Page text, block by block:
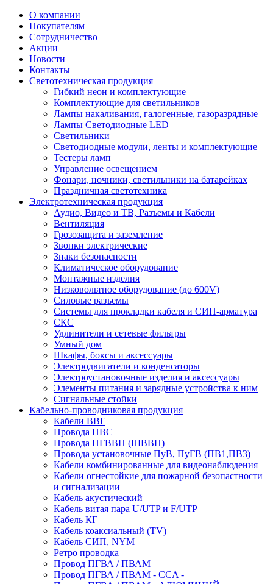
О компании
Покупателям
Сотрудничество
Акции
Новости
Контакты
Светотехническая продукция
Гибкий неон и комплектующие
Комплектующие для светильников
Лампы накаливания, галогенные, газоразрядные
Лампы Светодиодные LED
Светильники
Светодиодные модули, ленты и комплектующие
Тестеры ламп
Управление освещением
Фонари, ночники, светильники на батарейках
Праздничная светотехника
Электротехническая продукция
Аудио, Видео и ТВ, Разъемы и Кабели
Вентиляция
Грозозащита и заземление
Звонки электрические
Знаки безопасности
Климатическое оборудование
Монтажные изделия
Низковольтное оборудование (до 600V)
Силовые разъемы
Системы для прокладки кабеля и СИП-арматура
СКС
Удлинители и сетевые фильтры
Умный дом
Шкафы, боксы и аксессуары
Электродвигатели и конденсаторы
Электроустановочные изделия и аксессуары
Элементы питания и зарядные устройства к ним
Сигнальные стойки
Кабельно-проводниковая продукция
Кабели ВВГ
Провода ПВС
Провода ПГВВП (ШВВП)
Провода установочные ПуВ, ПуГВ (ПВ1,ПВ3)
Кабели комбинированные для видеонаблюдения
Кабели огнестойкие для пожарной безопастности
и сигнализации
Кабель акустический
Кабель витая пара U/UTP и F/UTP
Кабель КГ
Кабель коаксиальный (TV)
Кабель СИП, NYM
Ретро проводка
Провод ПГВА / ПВАМ
Провод ПГВА / ПВАМ - CCA -